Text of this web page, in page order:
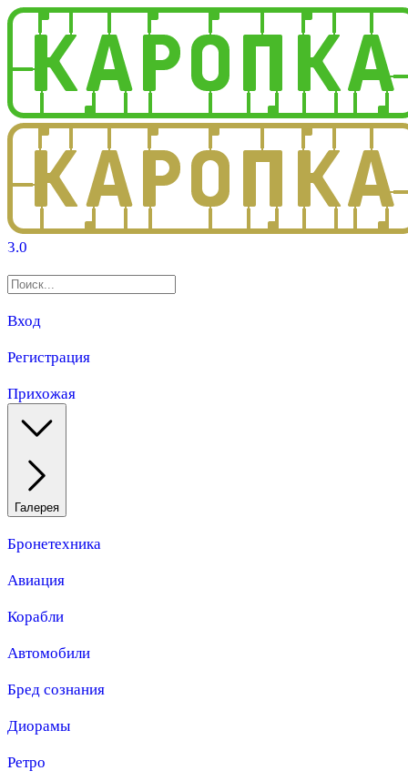
3.0
Вход
Регистрация
Прихожая
Галерея
Бронетехника
Авиация
Корабли
Автомобили
Бред сознания
Диорамы
Ретро